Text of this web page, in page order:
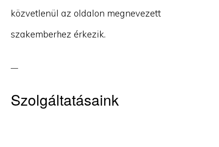
közvetlenül az oldalon megnevezett
szakemberhez érkezik.
Szolgáltatásaink